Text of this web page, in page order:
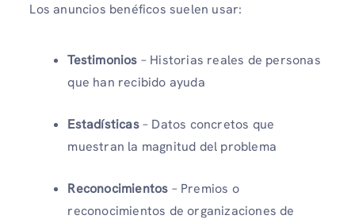
Los anuncios benéficos suelen usar:
Testimonios – Historias reales de personas
que han recibido ayuda
Estadísticas– Datos concretos que
muestran la magnitud del problema
Reconocimientos – Premios o
reconocimientos de organizaciones de